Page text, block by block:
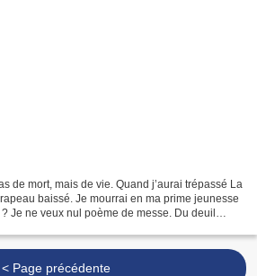
de mort, mais de vie. Quand j’aurai trépassé La
baissé. Je mourrai en ma prime jeunesse
Je ne veux nul poème de messe. Du deuil
< Page précédente